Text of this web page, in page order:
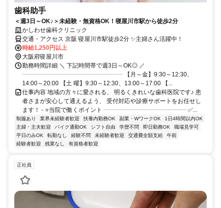
歯科助手
＜週3日～OK♪＞未経験・無資格OK！寝屋川市駅から徒歩2分
かしわせ歯科クリニック
交通・アクセス 京阪 寝屋川市駅徒歩2分 ✨主婦さん活躍中！
時給1,250円以上
大阪府寝屋川市
勤務時間詳細 ＼ 下記時間帯で週3日～OK◎ ／
┈┈┈┈┈┈┈┈┈┈┈┈┈┈┈┈┈ 【月～金】9:30～12:30、
14:00～20:00 【土 曜】9:30～12:30、13:00～17:00 【...
仕事内容 地域の方々に愛される、 明るくきれいな歯科医院です♪ 患
者さまが安心して通えるよう、 受付対応や診療サポートをお任せし
ます！ - ⭐当院で働くポイント ┈┈┈┈┈┈┈┈┈┈┈┈┈┈ ✅...
制服あり 業界未経験者歓迎 扶養内勤務OK 副業・WワークOK
1日4時間以内OK
主婦・主夫歓迎
バイク通勤OK シフト自由 学歴不問 即日勤務OK
職場見学可
平日のみOK
転勤なし 経験不問 未経験者歓迎 交通費全額支給
午前
経験者歓迎
残業なし 有資格者歓迎
正社員